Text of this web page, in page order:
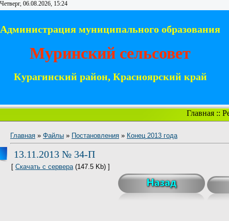
Четверг, 06.08.2026, 15:24
Администрация муниципального образования
Муринский сельсовет
Курагинский район, Красноярский край
Главная::
Главная » Файлы » Постановления » Конец 2013 года
13.11.2013 № 34-П
[ Скачать с сервера(147.5 Kb) ]